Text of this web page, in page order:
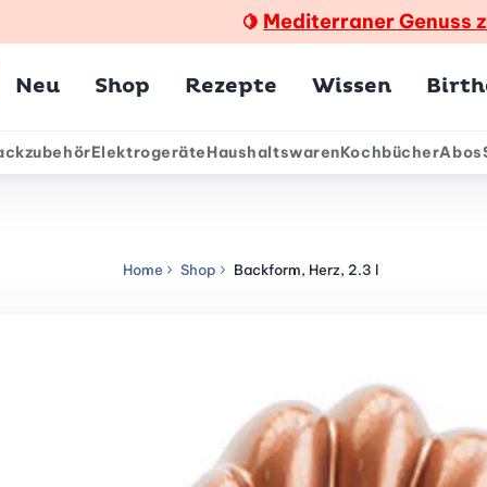
🍋 Mediterraner Genuss
Neu Shop Rezepte Wissen
ElektrogeräteHaushaltswarenKochbücherAbos
Home Shop Backform, Herz, 2.3 l